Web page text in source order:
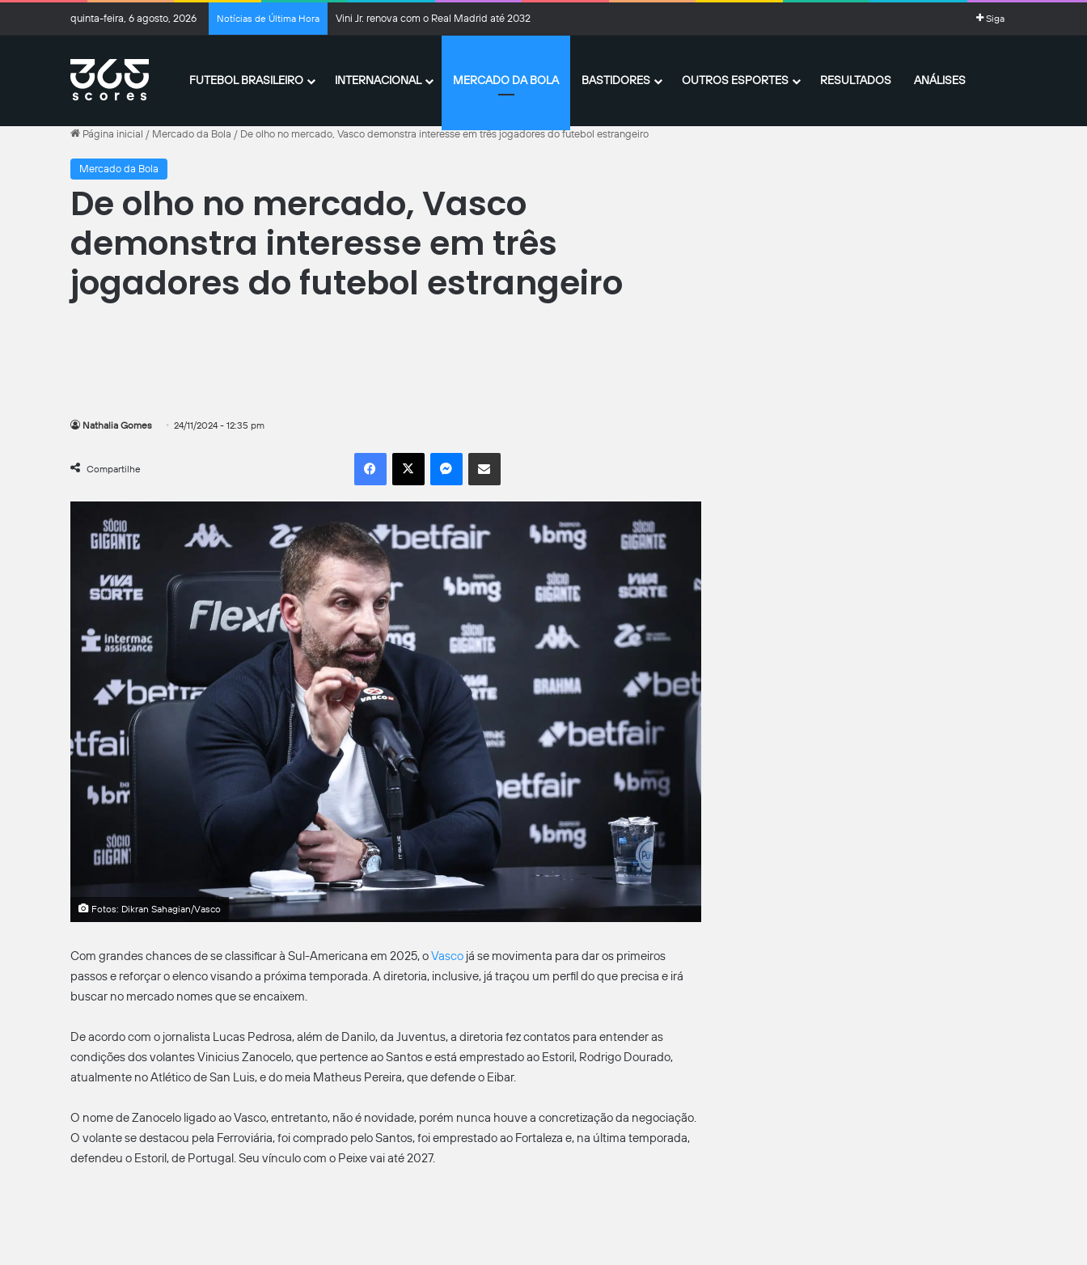
quinta-feira, 6 agosto, 2026 Notícias de Última Hora Benfica x Hearts: onde assistir ao vivo, horário e escalações Siga
FUTEBOL BRASILEIRO INTERNACIONAL MERCADO DA BOLA BASTIDORES OUTROS ESPORTES RESULTADOS ANÁLISES
Página inicial / Mercado da Bola / De olho no mercado, Vasco demonstra interesse em três jogadores do futebol estrangeiro
Mercado da Bola
De olho no mercado, Vasco
demonstra interesse em três
jogadores do futebol estrangeiro
Nathalia Gomes 24/11/2024 - 12:35 pm
Compartilhe
Facebook
X MessengerCompartilhar por e-mail
Fotos: Dikran Sahagian/Vasco
Com grandes chances de se classificar à Sul-Americana em 2025, oVasco já se movimenta para dar os primeiros
passos e reforçar o elenco visando a próxima temporada. A diretoria, inclusive, já traçou um perfil do que precisa e irá
buscar no mercado nomes que se encaixem.
De acordo com o jornalista Lucas Pedrosa, além de Danilo, da Juventus, a diretoria fez contatos para entender as
condições dos volantes Vinicius Zanocelo, que pertence ao Santos e está emprestado ao Estoril, Rodrigo Dourado,
atualmente no Atlético de San Luis, e do meia Matheus Pereira, que defende o Eibar.
O nome de Zanocelo ligado ao Vasco, entretanto, não é novidade, porém nunca houve a concretização da negociação.
O volante se destacou pela Ferroviária, foi comprado pelo Santos, foi emprestado ao Fortaleza e, na última temporada,
defendeu o Estoril, de Portugal. Seu vínculo com o Peixe vai até 2027.